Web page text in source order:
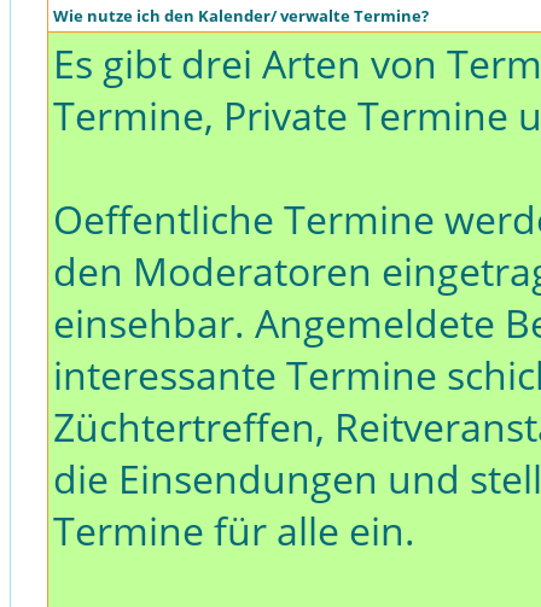
Wie nutze ich den Kalender/ verwalte Termine?
Es gibt drei Arten von
Termine, Private Termine
Oeffentliche Termine
den Moderatoren
einsehbar. Angemeldete
interessante Termine
Züchtertreffen,
die Einsendungen und
Termine für alle ein.